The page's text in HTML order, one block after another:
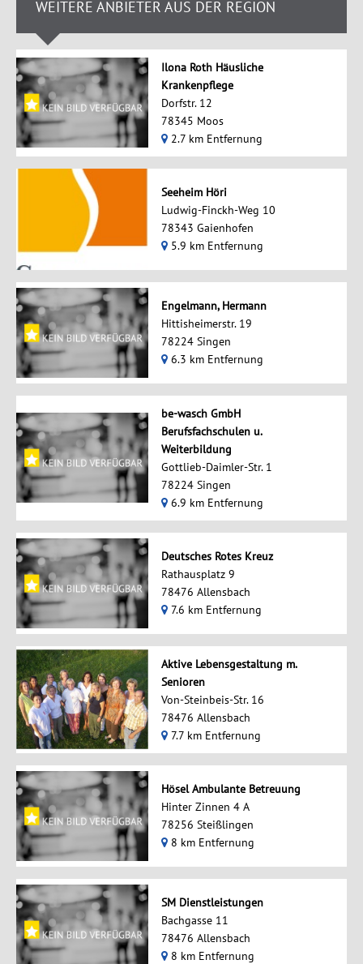
WEITERE ANBIETER AUS DER REGION
Ilona Roth Häusliche
Krankenpflege
Dorfstr. 12
78345 Moos
2.7 km Entfernung
Seeheim Höri
Ludwig-Finckh-Weg 10
78343 Gaienhofen
5.9 km Entfernung
Engelmann, Hermann
Hittisheimerstr. 19
78224 Singen
6.3 km Entfernung
be-wasch GmbH
Berufsfachschulen u.
Weiterbildung
Gottlieb-Daimler-Str. 1
78224 Singen
6.9 km Entfernung
Deutsches Rotes Kreuz
Rathausplatz 9
78476 Allensbach
7.6 km Entfernung
Aktive Lebensgestaltung m.
Senioren
Von-Steinbeis-Str. 16
78476 Allensbach
7.7 km Entfernung
Hösel Ambulante Betreuung
Hinter Zinnen 4 A
78256 Steißlingen
8 km Entfernung
SM Dienstleistungen
Bachgasse 11
78476 Allensbach
8 km Entfernung